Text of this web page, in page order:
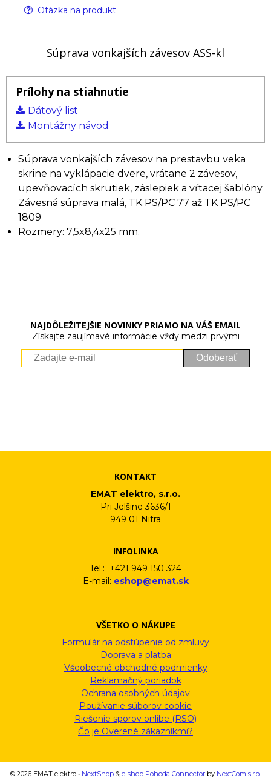
Otázka na produkt
Súprava vonkajších závesov ASS-kl
Prílohy na stiahnutie
Dátový list
Montážny návod
Súprava vonkajších závesov na prestavbu veka
skrine na vyklápacie dvere, vrátane 2 závesov,
upevňovacích skrutiek, záslepiek a vŕtacej šablóny
Závesná súprava malá, TK PS/PC 77 až TK PS/PC
1809
Rozmery: 7,5x8,4x25 mm.
NAJDÔLEŽITEJŠIE NOVINKY PRIAMO NA VÁŠ EMAIL
Získajte zaujímavé informácie vždy medzi prvými
Odoberať
KONTAKT
EMAT elektro, s.r.o.
Pri Jelšine 3636/1
949 01 Nitra
INFOLINKA
Tel.: +421 949 150 324
E-mail: eshop@emat.sk
VŠETKO O NÁKUPE
Formulár na odstúpenie od zmluvy
Doprava a platba
Všeobecné obchodné podmienky
Reklamačný poriadok
Ochrana osobných údajov
Používanie súborov cookie
Riešenie sporov onlibe (RSO)
Čo je Overené zákazníkmi?
© 2026 EMAT elektro • NextShop & e-shop Pohoda Connector by NextCom s.r.o.